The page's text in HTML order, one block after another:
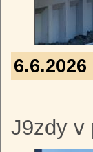
J9zdy v